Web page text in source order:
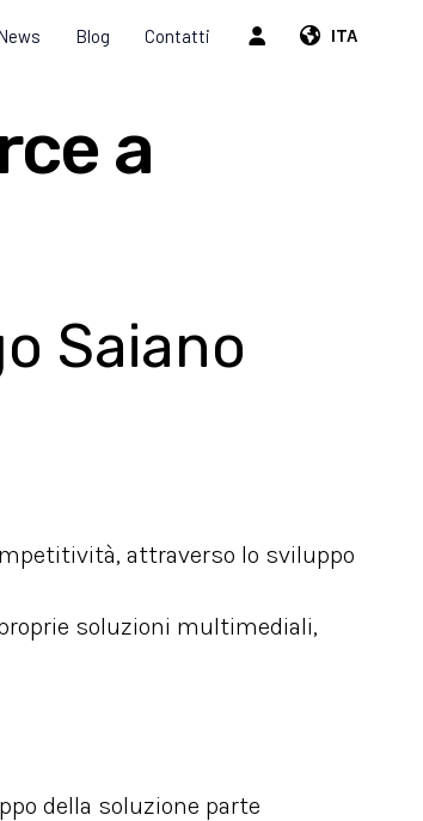
ITA
Blog Contatti
a
Saiano
attraverso lo sviluppo
soluzioni multimediali,
della soluzione parte